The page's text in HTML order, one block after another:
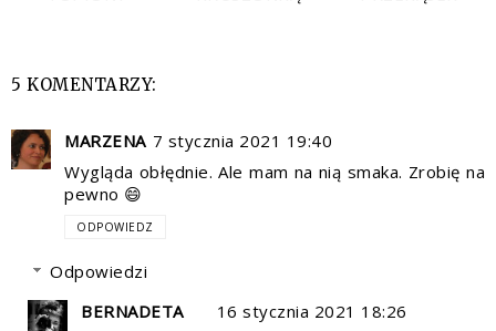
5 KOMENTARZY:
MARZENA 7 stycznia 2021 19:40
Wygląda obłędnie. Ale mam na nią smaka. Zrobię na
pewno 😄
ODPOWIEDZ
Odpowiedzi
BERNADETA
16 stycznia 2021 18:26